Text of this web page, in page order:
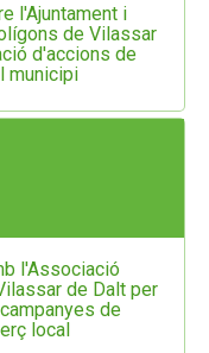
l'Ajuntament i
de Vilassar
d'accions de
municipi
l'Associació
de Dalt per
de
local